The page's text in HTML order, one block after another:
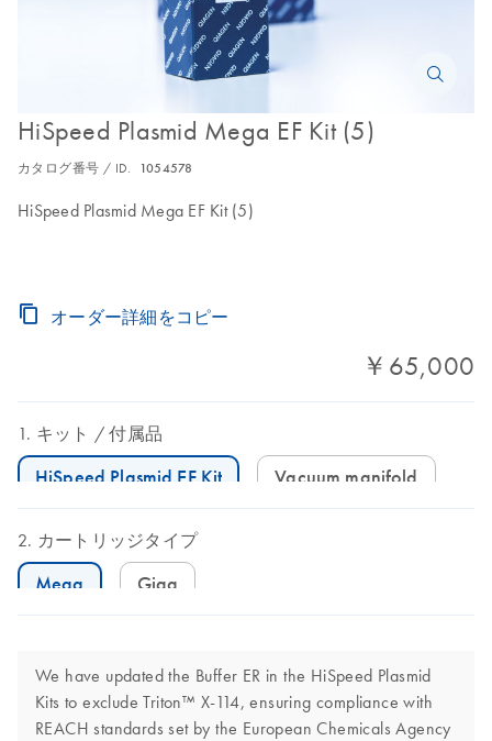
HiSpeed Plasmid Mega EF Kit (5)
カタログ番号 / ID. 1054578
HiSpeed Plasmid Mega EF Kit (5)
オーダー詳細をコピー
￥65,000
キット 付属品
HiSpeed Plasmid EF Kit Vacuum manifold
カートリッジタイプ
Mega Giga
We have updated the Buffer ER in the HiSpeed Plasmid
Kits to exclude Triton™ X-114, ensuring compliance with
REACH standards set by the European Chemicals Agency